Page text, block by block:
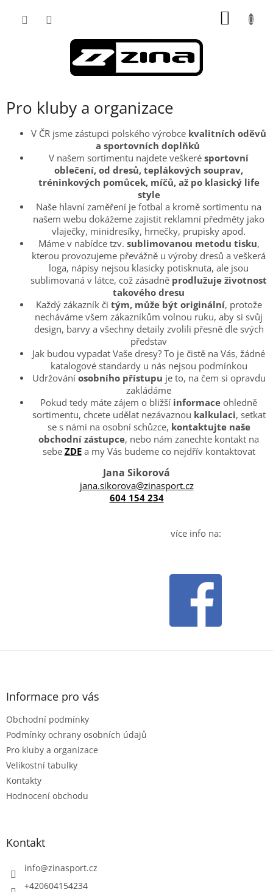
Pro kluby a organizace
V ČR jsme zástupci polského výrobce kvalitních oděvů
a sportovních doplňků
V našem sortimentu najdete veškeré sportovní
oblečení, od dresů, teplákových souprav,
tréninkových pomůcek, míčů, až po klasický life
style
Naše hlavní zaměření je fotbal a kromě sortimentu na
našem webu dokážeme zajistit reklamní předměty jako
vlaječky, minidresíky, hrnečky, prupisky apod.
Máme v nabídce tzv. sublimovanou metodu tisku,
kterou provozujeme převážně u výroby dresů a veškerá
loga, nápisy nejsou klasicky potisknuta, ale jsou
sublimovaná v látce, což zásadně prodlužuje životnost
takového dresu
Každý zákazník či tým, může být originální, protože
necháváme všem zákazníkům volnou ruku, aby si svůj
design, barvy a všechny detaily zvolili přesně dle svých
představ
Jak budou vypadat Vaše dresy? To je čistě na Vás, žádné
katalogové standardy u nás nejsou podmínkou
Udržování osobního přístupu je to, na čem si opravdu
zakládáme
Pokud tedy máte zájem o bližší informace ohledně
sortimentu, chcete udělat nezávaznou kalkulaci, setkat
se s námi na osobní schůzce, kontaktujte naše
obchodní zástupce, nebo nám zanechte kontakt na
sebe ZDE a my Vás budeme co nejdřív kontaktovat
Jana Sikorová
jana.sikorova@zinasport.cz
604 154 234
více info na:
Z
Informace pro vás
Obchodní podmínky
Podmínky ochrany osobních údajů
Pro kluby a organizace
Velikostní tabulky
Kontakty
Hodnocení obchodu
Kontakt
info@zinasport.cz
+420604154234